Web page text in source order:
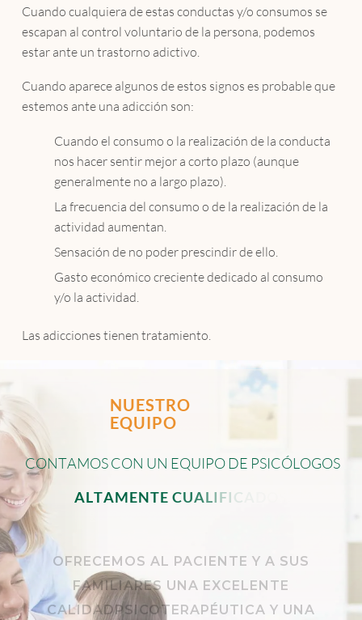
Cuando cualquiera de estas conductas y/o consumos se
escapan al control voluntario de la persona, podemos
estar ante un trastorno adictivo.
Cuando aparece algunos de estos signos es probable que
estemos ante una adicción son:
Cuando el consumo o la realización de la conducta
nos hacer sentir mejor a corto plazo (aunque
generalmente no a largo plazo).
La frecuencia del consumo o de la realización de la
actividad aumentan.
Sensación de no poder prescindir de ello.
Gasto económico creciente dedicado al consumo
y/o la actividad.
Las adicciones tienen tratamiento.
NUESTRO
EQUIPO
CONTAMOSCON UN EQUIPODE PSICÓL OGOS
ALTAMENTE CUALIFIC
OFRECEMOS AL PACIENTE Y A SUS
FAMILIARES UNA EXCELENTE
CALIDADPSICOTERAPÉUTICA Y UNA